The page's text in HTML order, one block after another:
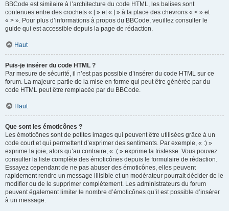
BBCode est similaire à l’architecture du code HTML, les balises sont
contenues entre des crochets « [ » et « ] » à la place des chevrons « < » et
« > ». Pour plus d’informations à propos du BBCode, veuillez consulter le
guide qui est accessible depuis la page de rédaction.
Haut
Puis-je insérer du code HTML ?
Par mesure de sécurité, il n’est pas possible d’insérer du code HTML sur ce
forum. La majeure partie de la mise en forme qui peut être générée par du
code HTML peut être remplacée par du BBCode.
Haut
Que sont les émoticônes ?
Les émoticônes sont de petites images qui peuvent être utilisées grâce à un
code court et qui permettent d’exprimer des sentiments. Par exemple, « :) »
exprime la joie, alors qu’au contraire, « :( » exprime la tristesse. Vous pouvez
consulter la liste complète des émoticônes depuis le formulaire de rédaction.
Essayez cependant de ne pas abuser des émoticônes, elles peuvent
rapidement rendre un message illisible et un modérateur pourrait décider de le
modifier ou de le supprimer complètement. Les administrateurs du forum
peuvent également limiter le nombre d’émoticônes qu’il est possible d’insérer
à un message.